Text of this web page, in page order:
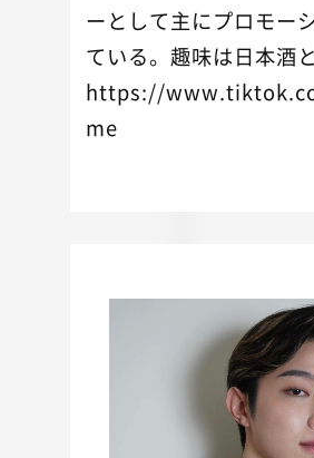
ーとして主にプロモー
ている。趣味は日本酒
https://
me